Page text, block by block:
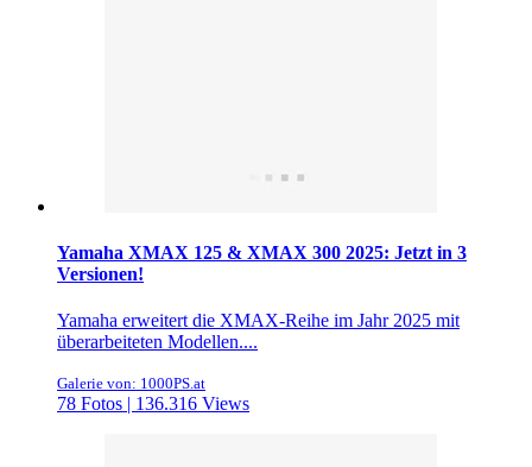
Yamaha XMAX 125 & XMAX 300 2025: Jetzt in 3
Versionen!
Yamaha erweitert die XMAX-Reihe im Jahr 2025 mit
überarbeiteten Modellen....
Galerie von: 1000PS.at
78 Fotos | 136.316 Views